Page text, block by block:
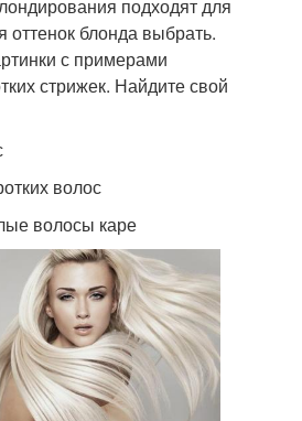
подходят для
оттенок блонда выбрать.
с примерами
стрижек. Найдите свой
волос
волосы каре